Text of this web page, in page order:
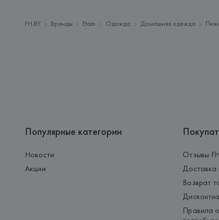
FH.BY Бренды Etam Одежда Домашняя одежда
Популярные категории
Новости
Акции
Отзывы FH
Доставка
Возврат
Правила